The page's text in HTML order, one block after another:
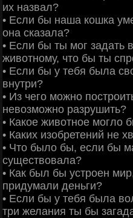
их назвал?
• Если бы наша кошка
она сказала?
• Если бы ты мог задать
животному, что бы ты
• Если бы у тебя была
внутри?
• Из чего можно
невозможно разрушить?
• Какое животное могло
• Каких изобретений не
• Что было бы, если бы
существовала?
• Как был бы устроен
придумали деньги?
• Если бы у тебя была
три желания ты бы